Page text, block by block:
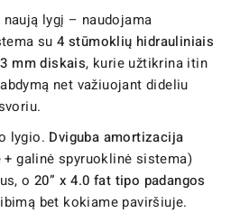
lygį – naudojama
su4 stūmoklių hidrauliniais
mm diskais, kurie užtikrina itin
net važiuojant dideliu
lygio. Dviguba amortizacija
galinė spyruoklinė sistema)
o 20” x 4.0 fat tipo padangos
bet kokiame paviršiuje.